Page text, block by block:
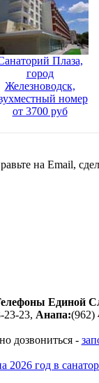
Плаза,
город
Железноводск,
номер
от 3700 руб
на Email,
Единой
23-23, Анапа:(962)
дозвониться -
2026 год в